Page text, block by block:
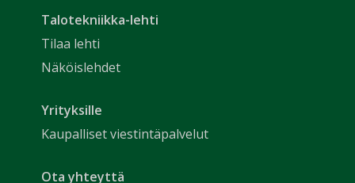
Talotekniikka-lehti
Tilaa lehti
Näköislehdet
Yrityksille
Kaupalliset viestintäpalvelut
Ota yhteyttä